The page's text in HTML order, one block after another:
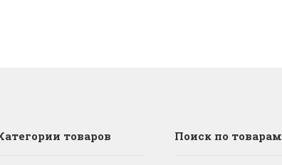
товаров Поиск по товарам